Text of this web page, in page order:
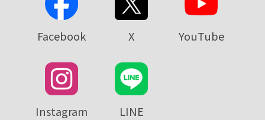
Facebook X YouTube
Instagram LINE